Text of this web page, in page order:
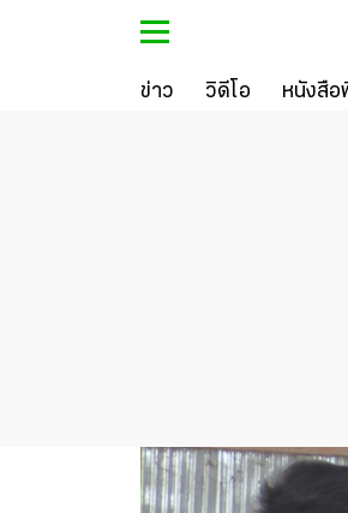
ข่าว วิดีโอ หนังสื